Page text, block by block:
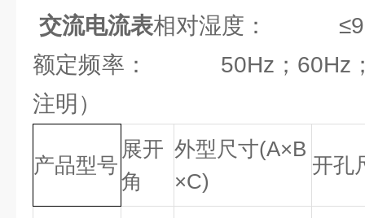
交流电流表相对湿度：
额定频率： 50Hz；60Hz；
注明）
产品型号
展开
角
外型尺寸(A×B
×C)
开孔